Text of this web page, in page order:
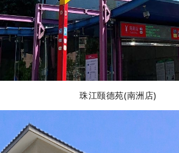
珠江颐德苑(南洲店)